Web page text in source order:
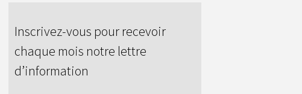
Inscrivez-vous pour recevoir
chaque mois notre lettre
d’information